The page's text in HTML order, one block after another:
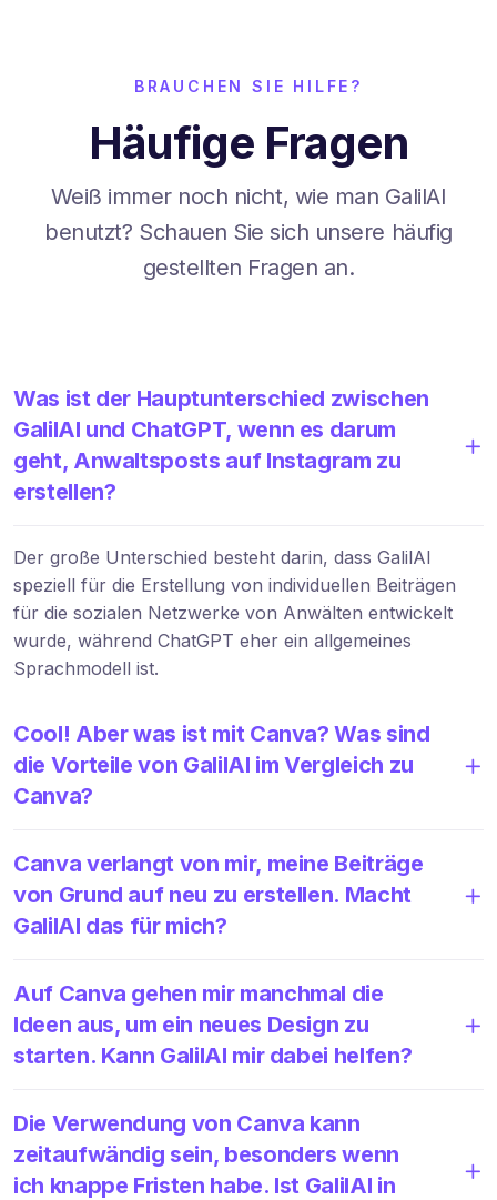
BRAUCHEN SIE HILFE?
Häufige Fragen
Weiß immer noch nicht, wie man GalilAI
benutzt? Schauen Sie sich unsere häufig
gestellten Fragen an.
Was ist der Hauptunterschied zwischen
GalilAI und ChatGPT, wenn es darum
geht, Anwaltsposts auf Instagram zu
erstellen?
Der große Unterschied besteht darin, dass GalilAI
speziell für die Erstellung von individuellen Beiträgen
für die sozialen Netzwerke von Anwälten entwickelt
wurde, während ChatGPT eher ein allgemeines
Sprachmodell ist.
Cool! Aber was ist mit Canva? Was sind
die Vorteile von GalilAI im Vergleich zu
Canva?
Canva verlangt von mir, meine Beiträge
von Grund auf neu zu erstellen. Macht
GalilAI das für mich?
Auf Canva gehen mir manchmal die
Ideen aus, um ein neues Design zu
starten. Kann GalilAI mir dabei helfen?
Die Verwendung von Canva kann
zeitaufwändig sein, besonders wenn
ich knappe Fristen habe. Ist GalilAI in